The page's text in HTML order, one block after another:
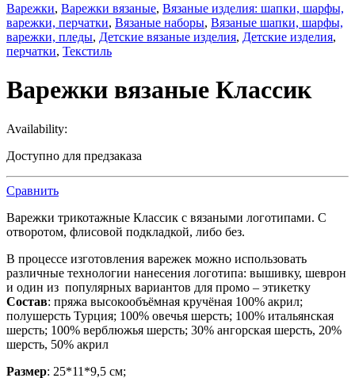
Варежки, Варежки вязаные, Вязаные изделия: шапки, шарфы,
варежки, перчатки, Вязаные наборы, Вязаные шапки, шарфы,
варежки, пледы, Детские вязаные изделия, Детские изделия,
перчатки, Текстиль
Варежки вязаные Классик
Availability:
Доступно для предзаказа
Сравнить
Варежки трикотажные Классик с вязаными логотипами. С
отворотом, флисовой подкладкой, либо без.
В процессе изготовления варежек можно использовать
различные технологии нанесения логотипа: вышивку, шеврон
и один из популярных вариантов для промо – этикетку
Состав: пряжа высокообъёмная кручёная 100% акрил;
полушерсть Турция; 100% овечья шерсть; 100% итальянская
шерсть; 100% верблюжья шерсть; 30% ангорская шерсть, 20%
шерсть, 50% акрил
Размер: 25*11*9,5 см;